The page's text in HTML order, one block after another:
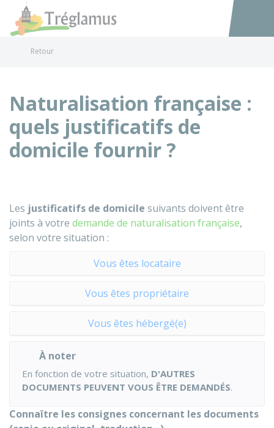
Accéder
Retour
Naturalisation française :
quels justificatifs de
domicile fournir ?
Les justificatifs de domicile suivants doivent être
joints à votre demande de naturalisation française,
selon votre situation :
Vous êtes locataire
Vous êtes propriétaire
Vous êtes hébergé(e)
À noter
En fonction de votre situation, D'AUTRES
DOCUMENTS PEUVENT VOUS ÊTRE DEMANDÉS.
Connaître les consignes concernant les documents